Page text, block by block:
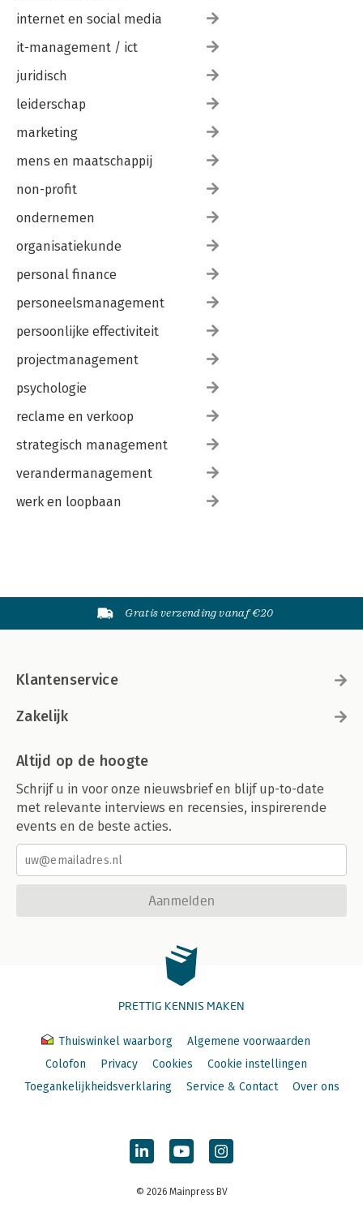
internet en social media
it-management / ict
juridisch
leiderschap
marketing
mens en maatschappij
non-profit
ondernemen
organisatiekunde
personal finance
personeelsmanagement
persoonlijke effectiviteit
projectmanagement
psychologie
reclame en verkoop
strategisch management
verandermanagement
werk en loopbaan
Gratis verzending vanaf €20
Klantenservice
Zakelijk
Altijd op de hoogte
Schrijf u in voor onze nieuwsbrief en blijf up-to-date
met relevante interviews en recensies, inspirerende
events en de beste acties.
Aanmelden
PRETTIG KENNIS MAKEN
Thuiswinkel waarborg
Algemene voorwaarden
Colofon
Privacy Cookies
Cookie instellingen
Toegankelijkheidsverklaring
Service & Contact Over ons
© 2026 Mainpress BV